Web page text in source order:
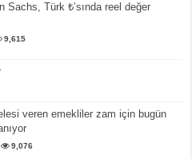
Sachs, Türk ₺’sında reel değer
9,615
veren emekliler zam için bugün
9,076